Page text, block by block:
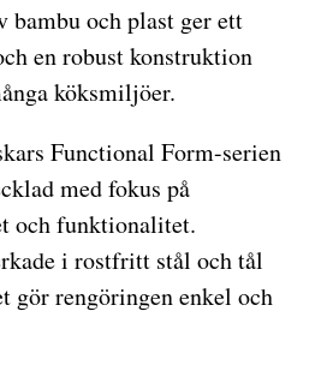
bambu och plast ger ett
en robust konstruktion
köksmiljöer.
Functional Form-serien
med fokus på
och funktionalitet.
i rostfritt stål och tål
gör rengöringen enkel och